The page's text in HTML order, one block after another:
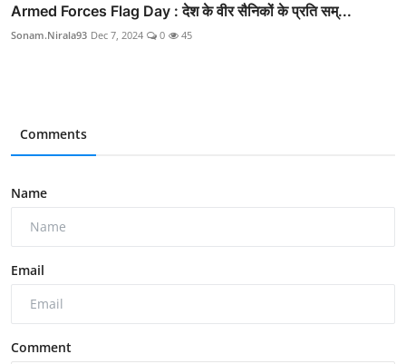
Armed Forces Flag Day : देश के वीर सैनिकों के प्रति सम्...
Sonam.Nirala93 Dec 7, 2024 0 45
Comments
Name
Email
Comment